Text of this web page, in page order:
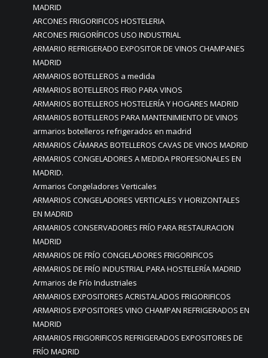
MADRID
ARCONES FRIGORIFICOS HOSTELERIA
ARCONES FRIGORÍFICOS USO INDUSTRIAL
ARMARIO REFRIGERADO EXPOSITOR DE VINOS CHAMPANES
MADRID
ARMARIOS BOTELLEROS a medida
ARMARIOS BOTELLEROS FRIO PARA VINOS
ARMARIOS BOTELLEROS HOSTELERÍA Y HOGARES MADRID
ARMARIOS BOTELLEROS PARA MANTENIMIENTO DE VINOS
armarios botelleros refrigerados en madrid
ARMARIOS CÁMARAS BOTELLEROS CAVAS DE VINOS MADRID
ARMARIOS CONGELADORES A MEDIDA PROFESIONALES EN
MADRID.
Armarios Congeladores Verticales
ARMARIOS CONGELADORES VERTICALES Y HORIZONTALES
EN MADRID
ARMARIOS CONSERVADORES FRÍO PARA RESTAURACION
MADRID
ARMARIOS DE FRÍO CONGELADORES FRIGORIFICOS
ARMARIOS DE FRÍO INDUSTRIAL PARA HOSTELERÍA MADRID
Armarios de Frío Industriales
ARMARIOS EXPOSITORES ACRISTALADOS FRIGORIFICOS
ARMARIOS EXPOSITORES VINO CHAMPAN REFRIGERADOS EN
MADRID
ARMARIOS FRIGORIFICOS REFRIGERADOS EXPOSITORES DE
FRÍO MADRID